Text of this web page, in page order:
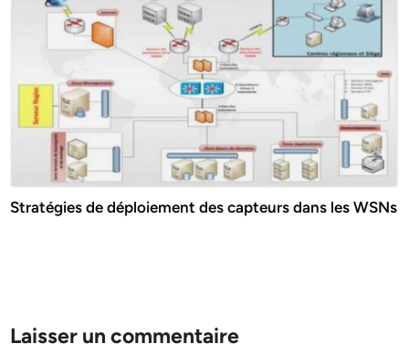
Stratégies de déploiement des capteurs dans les WSNs
Laisser un commentaire